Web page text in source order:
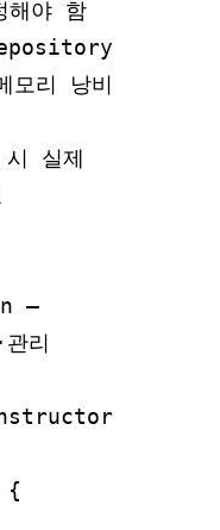
해야 함
리 낭비
실제
–
리
{